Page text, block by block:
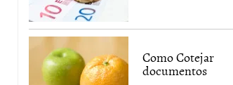
Como Cotejar
documentos